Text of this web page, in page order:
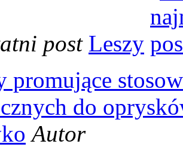
post Leszy
promujące
do
Autor